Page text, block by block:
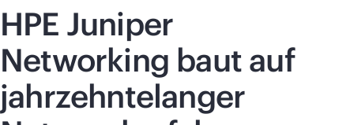
HPE Juniper
Networking baut auf
jahrzehntelanger